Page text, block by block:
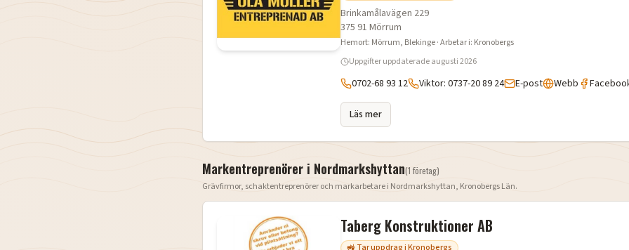
Brinkamålavägen 229
375 91 Mörrum
Hemort: Mörrum, Blekinge· Arbetar i: Kronobergs
Uppgifter uppdateradeaugusti 2026
0702-68 93 12 Viktor: 0737-20 89 24 E-post Webb
Läs mer
Markentreprenörer i Nordmarkshyttan(1 företag)
Grävfirmor, schaktentreprenörer och markarbetare i Nordmarkshyttan, Kronobergs Län.
Taberg Konstruktioner AB
🚜 Tar uppdrag i Kronobergs